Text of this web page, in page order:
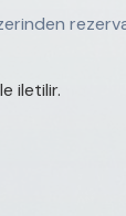
iletilir.